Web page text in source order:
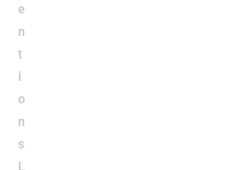
e
n
t
i
o
n
s
L